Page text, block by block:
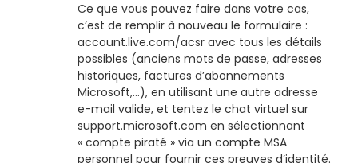
Ce que vous pouvez faire dans votre cas,
c’est de remplir à nouveau le formulaire :
account.live.com/acsr avec tous les détails
possibles (anciens mots de passe, adresses
historiques, factures d’abonnements
Microsoft,…), en utilisant une autre adresse
e-mail valide, et tentez le chat virtuel sur
support.microsoft.com en sélectionnant
« compte piraté » via un compte MSA
personnel pour fournir ces preuves d’identité.